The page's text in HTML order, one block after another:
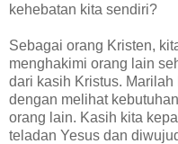
kehebatan kita sendiri?
Sebagai orang Kristen,
menghakimi orang lain
dari kasih Kristus.
dengan melihat
orang lain. Kasih kita
teladan Yesus dan